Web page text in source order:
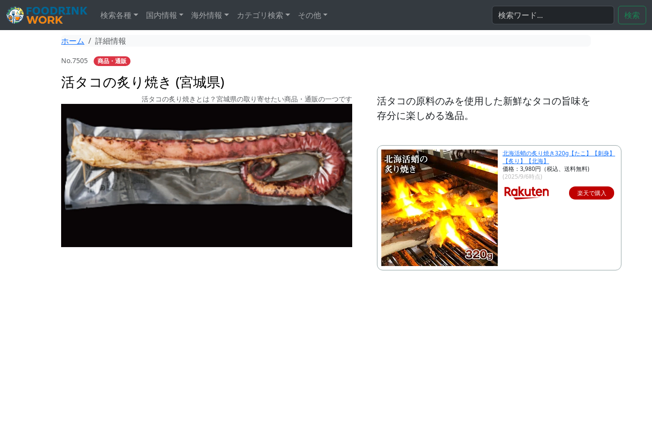
検索各種 国内情報 海外情報 カテゴリ検索 その他 検索
ホーム 詳細情報
No.7505 商品・通販
活タコの炙り焼き (宮城県)
活タコの炙り焼きとは？宮城県の取り寄せたい商品・通販の一つです
活タコの原料のみを使用した新鮮なタコの旨味を
存分に楽しめる逸品。
北海活蛸の炙り焼き320g【たこ】【刺身】
【炙り】【北海】
価格：3,980円（税込、送料無料)
(2025/9/6時点)
楽天で購入